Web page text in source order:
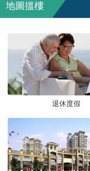
地圖搵樓
退休度假